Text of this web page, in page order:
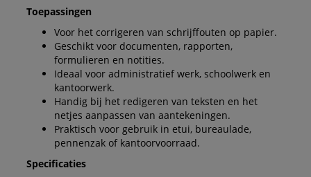
Toepassingen
Voor het corrigeren van schrijffouten op papier.
Geschikt voor documenten, rapporten,
formulieren en notities.
Ideaal voor administratief werk, schoolwerk en
kantoorwerk.
Handig bij het redigeren van teksten en het
netjes aanpassen van aantekeningen.
Praktisch voor gebruik in etui, bureaulade,
pennenzak of kantoorvoorraad.
Specificaties